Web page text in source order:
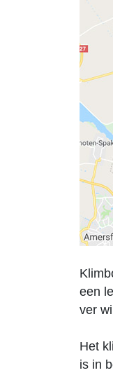
een
ver
Het
is in